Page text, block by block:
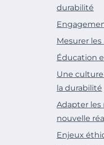
durabilité
Mesurer
Éducation
Une
la durabilité
Adapter les
nouvelle
Enjeux